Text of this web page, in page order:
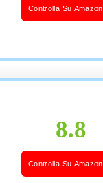
Controlla Su Amazon
8.8
Controlla Su Amazon